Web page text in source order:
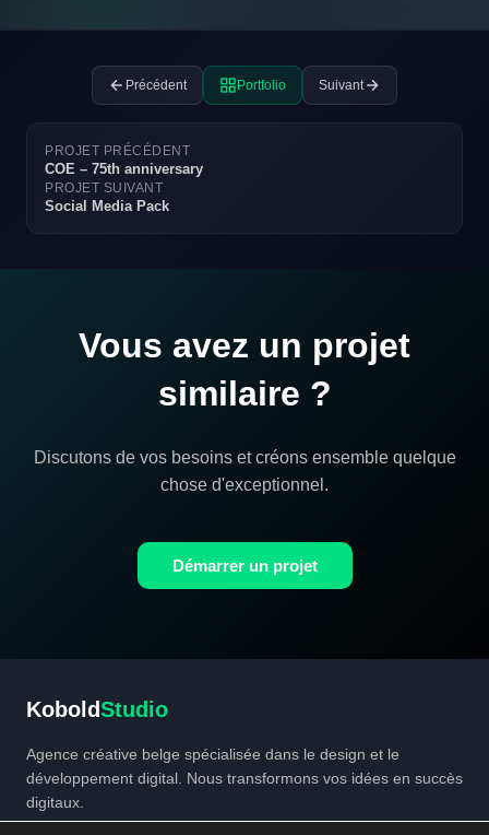
Précédent Portfolio Suivant
PROJET PRÉCÉDENT
COE – 75th anniversary
PROJET SUIVANT
Social Media Pack
Vous avez un projet
similaire ?
Discutons de vos besoins et créons ensemble quelque
chose d'exceptionnel.
Démarrer un projet
KoboldStudio
Agence créative belge spécialisée dans le design et le
développement digital. Nous transformons vos idées en succès
digitaux.